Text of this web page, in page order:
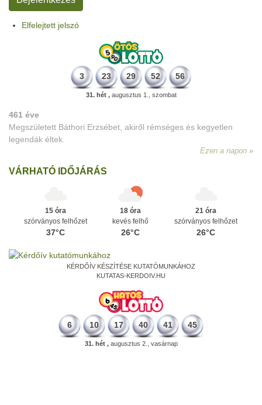
Elfelejtett jelszó
3 23 29 52 56
31. hét ,augusztus 1., szombat
461 éve
Megszületett Báthori Erzsébet, akiről rémséges és kegyetlen
legendák éltek.
Ezen a napon
VÁRHATÓ IDŐJÁRÁS
15 óra
szórványos felhőzet
37°C
18 óra
kevés felhő
26°C
21 óra
szórványos felhőzet
26°C
KÉRDŐÍV KÉSZÍTÉSE KUTATÓMUNKÁHOZ
KUTATAS-KERDOIV.HU
6 10 17 40 41 45
31. hét ,augusztus 2., vasárnap